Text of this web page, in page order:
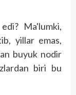
Ma'lumki,
yillar emas,
buyuk nodir
biri bu